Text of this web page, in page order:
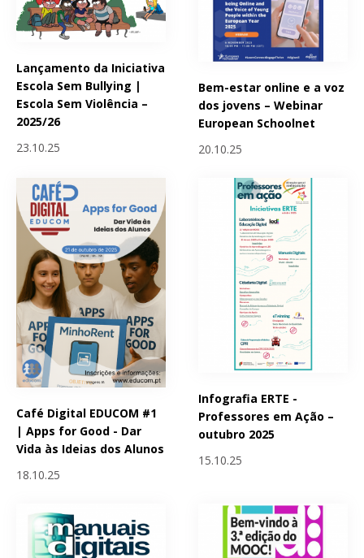
Lançamento da Iniciativa
Escola Sem Bullying |
Escola Sem Violência –
2025/26
23.10.25
Bem-estar online e a voz
dos jovens – Webinar
European Schoolnet
20.10.25
Café Digital EDUCOM #1
| Apps for Good - Dar
Vida às Ideias dos Alunos
18.10.25
Infografia ERTE -
Professores em Ação –
outubro 2025
15.10.25